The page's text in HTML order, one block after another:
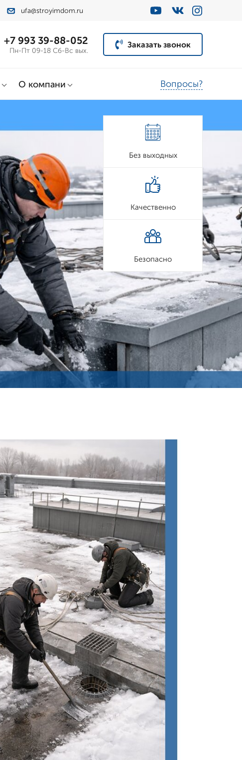
ufa@stroyimdom.ru
+7 993 39-88-052
Пн-Пт 09-18 Сб-Вс вых.
Заказать звонок
О компани Вопросы?
Без выходных
Качественно
Безопасно